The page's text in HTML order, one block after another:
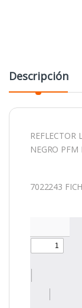
Descripción
NEGRO
7022243